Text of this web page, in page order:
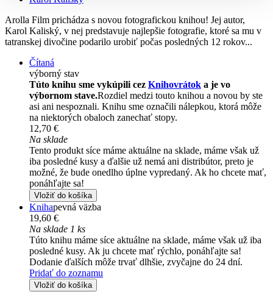
Arolla Film prichádza s novou fotografickou knihou! Jej autor,
Karol Kaliský, v nej predstavuje najlepšie fotografie, ktoré sa mu v
tatranskej divočine podarilo urobiť počas posledných 12 rokov...
Čítaná
výborný stav
Túto knihu sme vykúpili cez Knihovrátok a je vo
výbornom stave.Rozdiel medzi touto knihou a novou by ste
asi ani nespoznali. Knihu sme označili nálepkou, ktorá môže
na niektorých obaloch zanechať stopy.
12,70 €
Na sklade
Tento produkt síce máme aktuálne na sklade, máme však už
iba posledné kusy a ďalšie už nemá ani distribútor, preto je
možné, že bude onedlho úplne vypredaný. Ak ho chcete mať,
ponáhľajte sa!
Vložiť do košíka
Knihapevná väzba
19,60 €
Na sklade 1 ks
Túto knihu máme síce aktuálne na sklade, máme však už iba
posledné kusy. Ak ju chcete mať rýchlo, ponáhľajte sa!
Dodanie ďalších môže trvať dlhšie, zvyčajne do 24 dní.
Pridať do zoznamu
Vložiť do košíka